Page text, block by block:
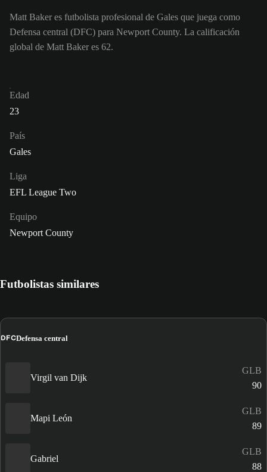
Matt Baker es futbolista profesional de Gales que juega como
Defensa central (DFC) para Newport County. La calificación
global de Matt Baker es 62.
Edad
23
País
Gales
Liga
EFL League Two
Equipo
Newport County
Futbolistas similares
DFCDefensa central
Virgil van Dijk
GLB
90
Mapi León
GLB
89
Gabriel
GLB
88